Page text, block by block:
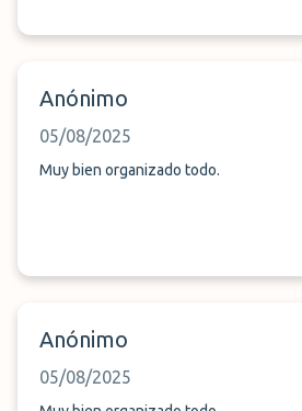
Anónimo
05/08/2025
Muy bien organizado todo.
Anónimo
05/08/2025